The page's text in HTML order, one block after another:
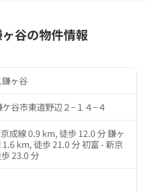
谷の物件情報
ヶ谷
谷市東道野辺２−１４−４
成線 0.9 km, 徒歩 12.0 分 鎌ヶ
km, 徒歩 21.0 分 初富 - 新京
23.0 分